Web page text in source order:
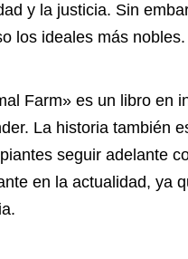
y la justicia. Sin
los ideales más nobles.
Farm» es un libro en
La historia también
seguir adelante
en la actualidad, ya